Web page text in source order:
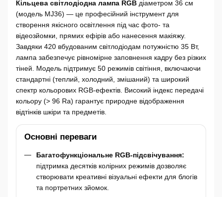
Кільцева світлодіодна лампа RGB діаметром 36 см
(модель MJ36) — це професійний інструмент для
створення якісного освітлення під час фото- та
відеозйомки, прямих ефірів або нанесення макіяжу.
Завдяки 420 вбудованим світлодіодам потужністю 35 Вт,
лампа забезпечує рівномірне заповнення кадру без різких
тіней. Модель підтримує 50 режимів світіння, включаючи
стандартні (теплий, холодний, змішаний) та широкий
спектр кольорових RGB-ефектів. Високий індекс передачі
кольору (> 96 Ra) гарантує природне відображення
відтінків шкіри та предметів.
Основні переваги
Багатофункціональне RGB-підсвічування:
підтримка десятків колірних режимів дозволяє
створювати креативні візуальні ефекти для блогів
та портретних зйомок.